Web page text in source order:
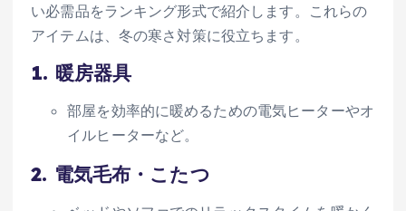
い必需品をランキング形式で紹介します。これらの
アイテムは、冬の寒さ対策に役立ちます。
1. 暖房器具
部屋を効率的に暖めるための電気ヒーターやオ
イルヒーターなど。
2. 電気毛布・こたつ